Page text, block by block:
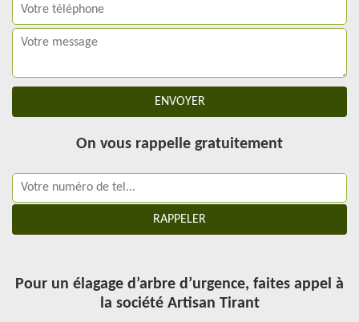
On vous rappelle gratuitement
Pour un élagage d’arbre d’urgence, faites appel à
la société Artisan Tirant